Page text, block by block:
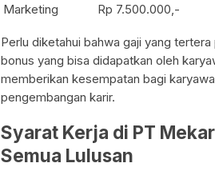
Marketing
Rp 7.500.000,-
Perlu diketahui bahwa gaji yang
bonus yang bisa didapatkan oleh
memberikan kesempatan bagi
pengembangan karir.
Syarat Kerja di PT
Semua Lulusan